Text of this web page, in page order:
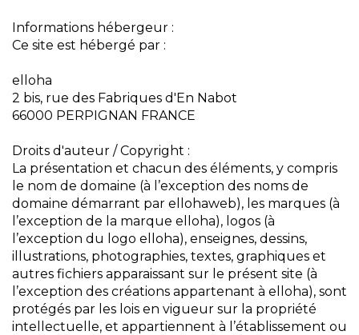
Informations hébergeur :
Ce site est hébergé par :
elloha
2 bis, rue des Fabriques d'En Nabot
66000 PERPIGNAN FRANCE
Droits d'auteur / Copyright :
La présentation et chacun des éléments, y compris
le nom de domaine (à l’exception des noms de
domaine démarrant par ellohaweb), les marques (à
l’exception de la marque elloha), logos (à
l’exception du logo elloha), enseignes, dessins,
illustrations, photographies, textes, graphiques et
autres fichiers apparaissant sur le présent site (à
l’exception des créations appartenant à elloha), sont
protégés par les lois en vigueur sur la propriété
intellectuelle, et appartiennent à l’établissement ou